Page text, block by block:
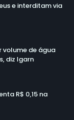
e interditam via
volume de água
diz Igarn
R$ 0,15 na